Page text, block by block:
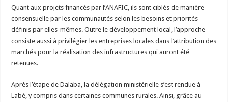
Quant aux projets financés par l’ANAFIC, ils sont ciblés de manière
consensuelle par les communautés selon les besoins et priorités
définis par elles-mêmes. Outre le développement local, l’approche
consiste aussi à privilégier les entreprises locales dans l’attribution des
marchés pour la réalisation des infrastructures qui auront été
retenues.
Après l’étape de Dalaba, la délégation ministérielle s’est rendue à
Labé, y compris dans certaines communes rurales. Ainsi, grâce au